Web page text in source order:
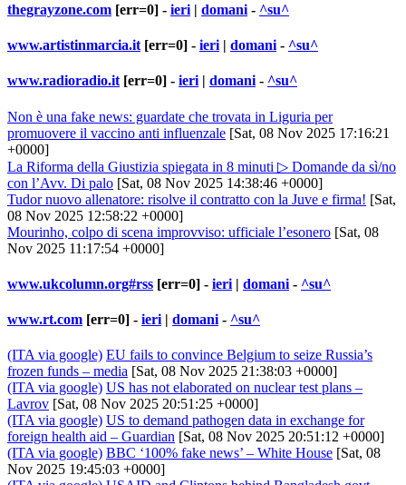
thegrayzone.com [err=0] - ieri | domani - ^su^
www.artistinmarcia.it [err=0] - ieri | domani - ^su^
www.radioradio.it [err=0] - ieri | domani - ^su^
Non è una fake news: guardate che trovata in Liguria per
promuovere il vaccino anti influenzale [Sat, 08 Nov 2025 17:16:21
+0000]
La Riforma della Giustizia spiegata in 8 minuti ▷ Domande da sì/no
con l’Avv. Di palo [Sat, 08 Nov 2025 14:38:46 +0000]
Tudor nuovo allenatore: risolve il contratto con la Juve e firma! [Sat,
08 Nov 2025 12:58:22 +0000]
Mourinho, colpo di scena improvviso: ufficiale l’esonero [Sat, 08
Nov 2025 11:17:54 +0000]
www.ukcolumn.org#rss [err=0] - ieri | domani - ^su^
www.rt.com [err=0] - ieri | domani - ^su^
(ITA via google) EU fails to convince Belgium to seize Russia’s
frozen funds – media [Sat, 08 Nov 2025 21:38:03 +0000]
(ITA via google) US has not elaborated on nuclear test plans –
Lavrov [Sat, 08 Nov 2025 20:51:25 +0000]
(ITA via google) US to demand pathogen data in exchange for
foreign health aid – Guardian [Sat, 08 Nov 2025 20:51:12 +0000]
(ITA via google) BBC ‘100% fake news’ – White House [Sat, 08
Nov 2025 19:45:03 +0000]